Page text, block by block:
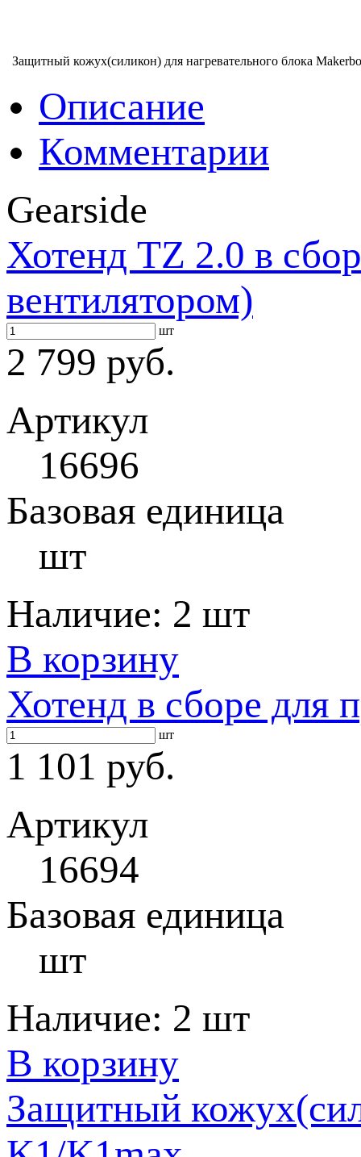
Защитный кожух(силикон) для нагревательного блока
Описание
Комментарии
Gearside
Хотенд TZ 2.0 в
вентилятором)
шт
2 799 руб.
Артикул
16696
Базовая единица
шт
Наличие: 2 шт
В корзину
Хотенд в сборе для
шт
1 101 руб.
Артикул
16694
Базовая единица
шт
Наличие: 2 шт
В корзину
Защитный